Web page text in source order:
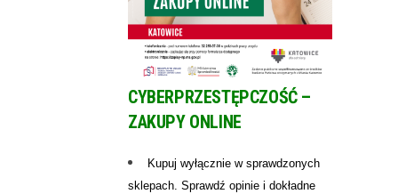
CYBERPRZESTĘPCZOŚĆ –
ZAKUPY ONLINE
Kupuj wyłącznie w sprawdzonych
sklepach. Sprawdź opinie i dokładne